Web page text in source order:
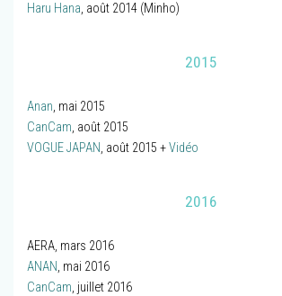
Haru Hana, août 2014 (Minho)
2015
Anan, mai 2015
CanCam, août 2015
VOGUE JAPAN, août 2015 +Vidéo
2016
AERA, mars 2016
ANAN, mai 2016
CanCam, juillet 2016